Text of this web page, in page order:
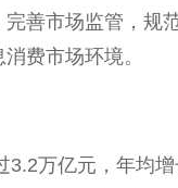
善市场监管，规
费市场环境。
万亿元，年均